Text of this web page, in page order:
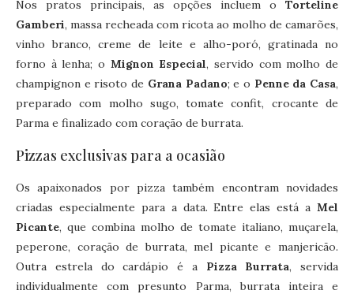
Nos pratos principais, as opções incluem o Torteline
Gamberi, massa recheada com ricota ao molho de camarões,
vinho branco, creme de leite e alho-poró, gratinada no
forno à lenha; o Mignon Especial, servido com molho de
champignon e risoto de Grana Padano; e o Penne da Casa,
preparado com molho sugo, tomate confit, crocante de
Parma e finalizado com coração de burrata.
Pizzas exclusivas para a ocasião
Os apaixonados por pizza também encontram novidades
criadas especialmente para a data. Entre elas está a Mel
Picante, que combina molho de tomate italiano, muçarela,
peperone, coração de burrata, mel picante e manjericão.
Outra estrela do cardápio é a Pizza Burrata, servida
individualmente com presunto Parma, burrata inteira e